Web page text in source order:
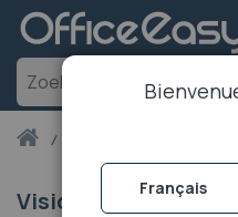
Thuis
Visionect Français